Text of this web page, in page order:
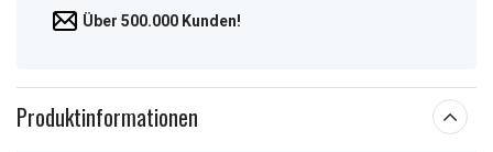
Über 500.000 Kunden!
Produktinformationen